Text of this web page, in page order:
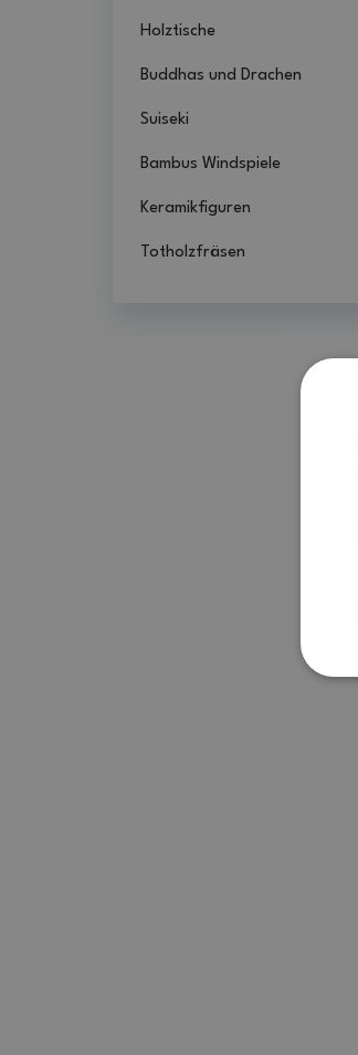
Holztische
Buddhas und Drachen
Suiseki
Bambus Windspiele
Keramikfiguren
Totholzfräsen